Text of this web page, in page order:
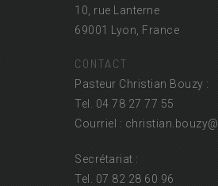
10, rue Lanterne
69001 Lyon, France
CONTACT
Pasteur Christian Bouzy :
Tel. 04 78 27 77 55
Courriel : christian.bouzy@
Secrétariat :
Tel. 07 82 28 60 96